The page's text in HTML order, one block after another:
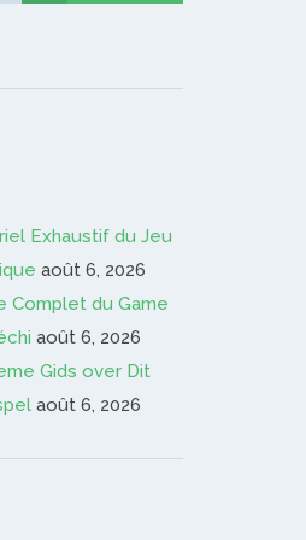
Exhaustif du Jeu
août 6, 2026
Complet du Game
août 6, 2026
Gids over Dit
août 6, 2026